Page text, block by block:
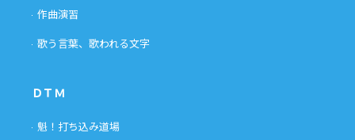
作曲演習
歌う言葉、歌われる文字
ＤＴＭ
魁！打ち込み道場